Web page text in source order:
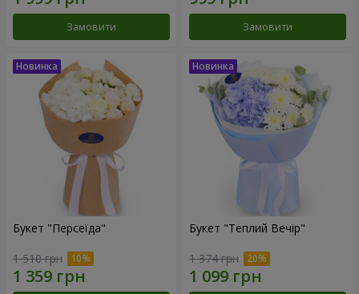
Замовити Замовити
Букет "Персеїда"
1 510 грн
Букет "Теплий Вечір"
1 374 грн